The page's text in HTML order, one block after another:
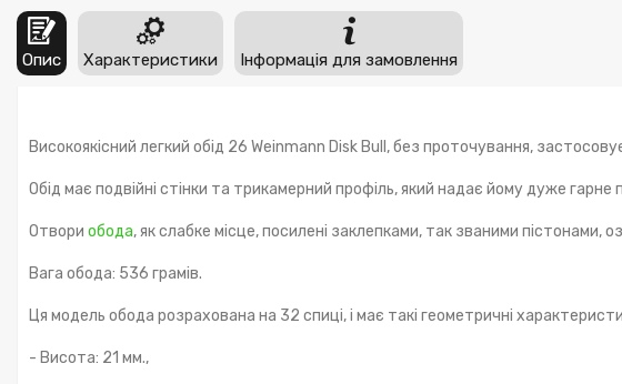
Опис Характеристики Інформація для замовлення
Високоякісний легкий обід 26 Weinmann Disk Bull, без проточування,
Обід має подвійні стінки та трикамерний профіль, який надає йому дуже гарне
Отвори обода, як слабке місце, посилені заклепками, так званими пістонами,
Вага обода: 536 грамів.
Ця модель обода розрахована на 32 спиці, і має такі геометричні
- Висота: 21 мм.,